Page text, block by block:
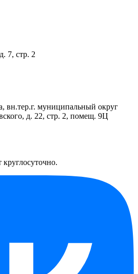
7, стр. 2
вн.тер.г. муниципальный округ
д. 22, стр. 2, помещ. 9Ц
круглосуточно.